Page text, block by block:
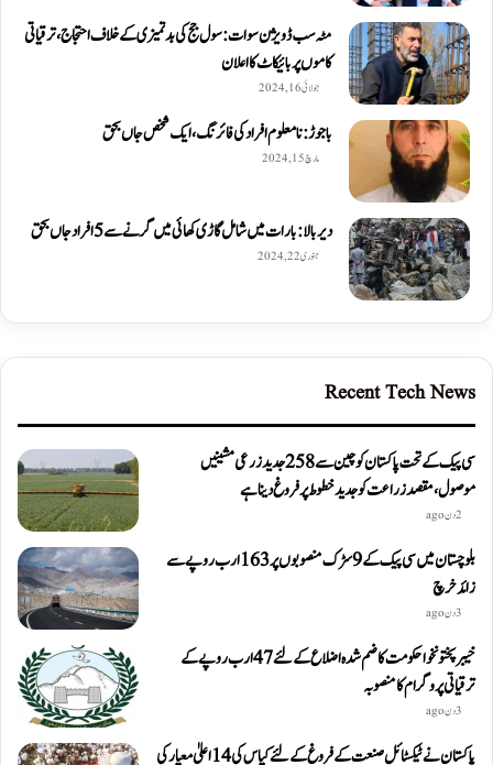
مٹہ سب ڈویژن سوات: سول جج کی بدتمیزی کے خلاف احتجاج، ترقیاتی
کاموں پر بائیکاٹ کا اعلان
جولائی 16, 2024
باجوڑ: نامعلوم افراد کی فائرنگ، ایک شخص جاں بحق
مارچ 15, 2024
دیربالا: بارات میں شامل گاڑی کھائی میں گرنے سے 5 افراد جاں بحق
جنوری 22, 2024
Recent Tech News
سی پیک کے تحت پاکستان کو چین سے 258 جدید زرعی مشینیں
موصول،مقصد زراعت کو جدید خطوط پر فروغ دینا ہے
2 دن ago
بلوچستان میں سی پیک کے 9 سڑک منصوبوں پر 163 ارب روپے سے
زائد خرچ
3 دن ago
خیبرپختونخوا حکومت کا ضم شدہ اضلاع کے لئے 47 ارب روپے کے
ترقیاتی پروگرام کا منصوبہ
3 دن ago
پاکستان نے ٹیکسٹائل صنعت کے فروغ کے لئے کپاس کی 14 اعلیٰ معیار کی